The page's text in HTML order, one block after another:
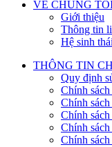
VỀ CHÚNG
Giới thiệu
Thông tin
Hệ sinh
THÔNG TIN
Quy định
Chính
Chính
Chính
Chính sách
Chính